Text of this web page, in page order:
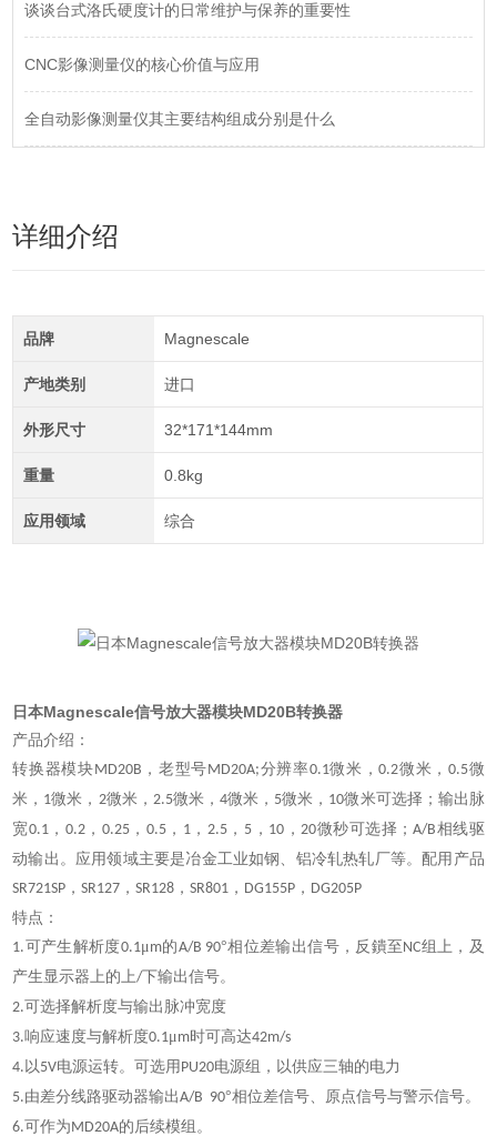
谈谈台式洛氏硬度计的日常维护与保养的重要性
CNC影像测量仪的核心价值与应用
全自动影像测量仪其主要结构组成分别是什么
详细介绍
品牌 Magnescale
产地类别 进口
外形尺寸 32*171*144mm
重量 0.8kg
应用领域 综合
日本Magnescale信号放大器模块MD20B转换器
产品介绍：
转换器模块MD20B ，老型号MD20A;分辨率0.1微米，0.2微米，0.5微
米， 1微米， 2微米， 2.5微米， 4微米， 5微米， 10微米可选择；输出脉
宽0.1， 0.2， 0.25， 0.5， 1， 2.5， 5 ， 10 ，20微秒可选择；A/B相线驱
动输出。应用领域主要是冶金工业如钢、铝冷轧热轧厂等。配用产品
SR721SP ，SR127 ，SR128 ，SR801 ， DG155P ， DG205P
特点：
1.可产生解析度0.1μm的A/B 90°相位差输出信号，反鐀至 NC组上，及
产生显示器上的上/下输出信号。
2.可选择解析度与输出脉冲宽度
3.响应速度与解析度0.1μm时可高达42m/s
4. 以5V电源运转。可选用 PU20电源组，以供应三轴的电力
5.由差分线路驱动器输出A/B 90°相位差信号、原点信号与警示信号。
6.可作为MD20A的后续模组。